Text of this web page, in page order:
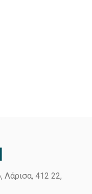
Λάρισα, 412 22,